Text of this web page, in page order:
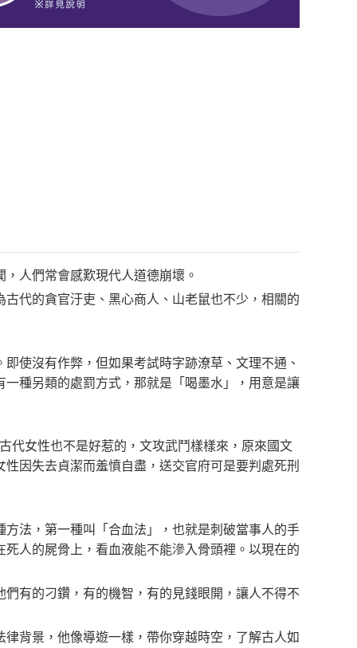
人們常會感歎現代人道德崩壞。
代的貪官汙吏、黑心商人、山老鼠也不少，相關的
使沒有作弊，但如果考試時字跡潦草、文理不通、
種另類的處罰方式，那就是「喝墨水」，用意是讓
代女性也不是好惹的，文攻武鬥樣樣來，原來國文
因失去貞潔而羞憤自盡，送交官府可是要判處死刑
法，第一種叫「合血法」，也就是刺破當事人的手
人的屍骨上，看血液能不能滲入骨頭裡。以現在的
有的刁鑽，有的機智，有的見錢眼開，讓人不得不
背景，他像導遊一樣，帶你穿越時空，了解古人如